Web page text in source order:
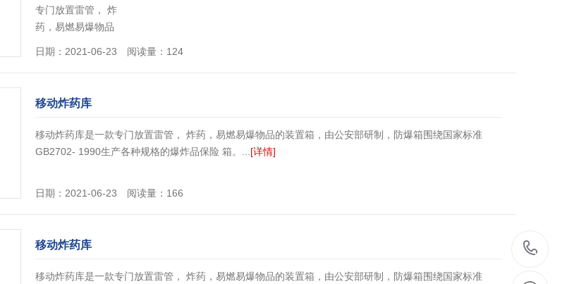
专门放置雷管， 炸
药，易燃易爆物品
各种规格的爆炸品
保险 箱。... [详情]
日期：2021-06-23 阅读量：124
移动炸药库
移动炸药库是一款专门放置雷管， 炸药，易燃易爆物品的装置箱，由公安部研制，防爆箱围绕国家标准
GB2702- 1990生产各种规格的爆炸品保险 箱。... [详情]
日期：2021-06-23 阅读量：166
移动炸药库
移动炸药库是一款专门放置雷管， 炸药，易燃易爆物品的装置箱，由公安部研制，防爆箱围绕国家标准